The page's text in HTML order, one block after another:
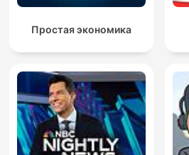
Простая экономика